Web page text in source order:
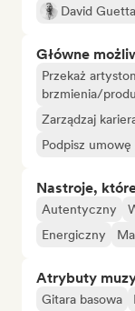
David Guetta
Główne
Przekaż
brzmienia/
Zarządzaj
Podpisz
Nastroje,
Autentyczny
Energiczny
Atrybuty
Gitara basowa